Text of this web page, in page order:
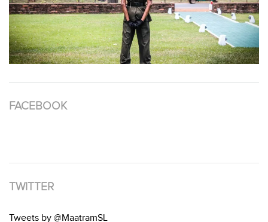
FACEBOOK
TWITTER
Tweets by @MaatramSL